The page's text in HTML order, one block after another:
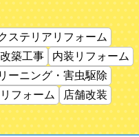
ステリアリフォーム
築工事
内装リフォーム
ーニング・害虫駆除
フォーム 店舗改装